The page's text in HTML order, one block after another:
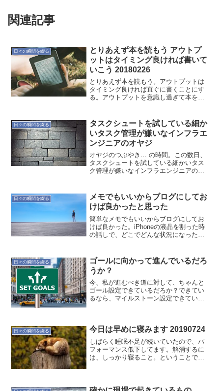
関連記事
日々の瞬間を綴る
とりあえず本を読もう アウトプ
ットはタイミング良ければ書いて
いこう 20180226
とりあえず本を読もう。アウトプットは
タイミング良ければ直ぐに書くことにす
る。アウトプットを意識し過ぎて本を読
かく読もう。
日々の瞬間を綴る
タスクシュートを試している細か
いタスク管理が嫌いなインフラエ
ンジニアのオヤジ
オヤジのつぶやき… の時間。この数日、
タスクシュートを試している細かいタス
ク管理が嫌いなインフラエンジニアのオ
る。まぁ、この手のツールは何度となく
挫折しているので、遊び...
日々の瞬間を綴る
メモでもいいからブログにしてお
けば良かったと思った
簡単なメモでもいいからブログにしてお
けば良かった。iPhoneの液晶を割った時
の話しで、どこでどんな状況になったか
ら書いておこう。それをバージョンアッ
プしていこう。
日々の瞬間を綴る
ゴールに向かって進んでいるだろ
うか？
今、私が進むべき道に対して、ちゃんと
ゴール設定できているだろか？できてい
るなら、マイルストーン設定できている
一度、見直してみよう。
日々の瞬間を綴る 今日は早めに寝みます 20190724
しばらく睡眠不足が続いていたので、パ
フォーマンス低下してます。解消するに
は、しっかり寝ること。ということで、